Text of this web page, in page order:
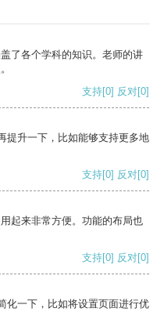
了各个学科的知识。老师的讲
支持[0] 反对[0]
提升一下，比如能够支持更多地
支持[0] 反对[0]
起来非常方便。功能的布局也
支持[0] 反对[0]
化一下，比如将设置页面进行优